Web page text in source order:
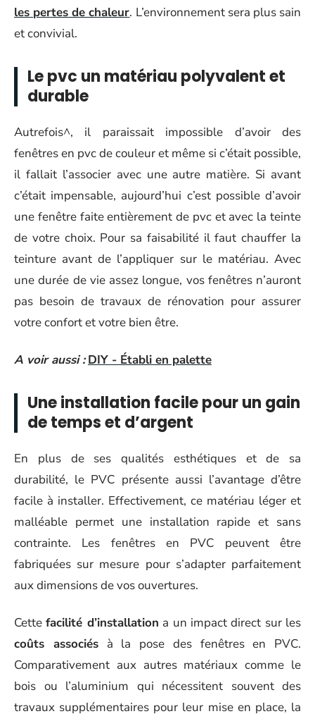
les pertes de chaleur. L’environnement sera plus sain
et convivial.
Le pvc un matériau polyvalent et
durable
Autrefois^, il paraissait impossible d’avoir des
fenêtres en pvc de couleur et même si c’était possible,
il fallait l’associer avec une autre matière. Si avant
c’était impensable, aujourd’hui c’est possible d’avoir
une fenêtre faite entièrement de pvc et avec la teinte
de votre choix. Pour sa faisabilité il faut chauffer la
teinture avant de l’appliquer sur le matériau. Avec
une durée de vie assez longue, vos fenêtres n’auront
pas besoin de travaux de rénovation pour assurer
votre confort et votre bien être.
A voir aussi : DIY - Établi en palette
Une installation facile pour un gain
de temps et d’argent
En plus de ses qualités esthétiques et de sa
durabilité, le PVC présente aussi l’avantage d’être
facile à installer. Effectivement, ce matériau léger et
malléable permet une installation rapide et sans
contrainte. Les fenêtres en PVC peuvent être
fabriquées sur mesure pour s’adapter parfaitement
aux dimensions de vos ouvertures.
Cettefacilité d’installation a un impact direct sur les
coûts associésà la pose des fenêtres en PVC.
Comparativement aux autres matériaux comme le
bois ou l’aluminium qui nécessitent souvent des
travaux supplémentaires pour leur mise en place, la